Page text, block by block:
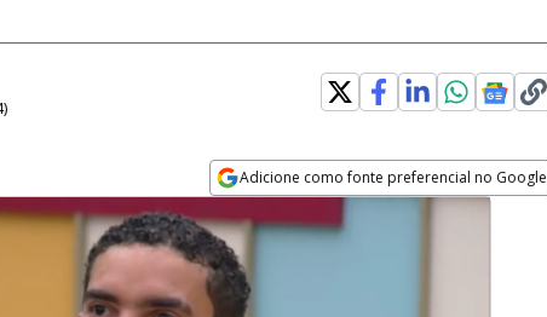
)
Adicione como fonte preferencial no Google